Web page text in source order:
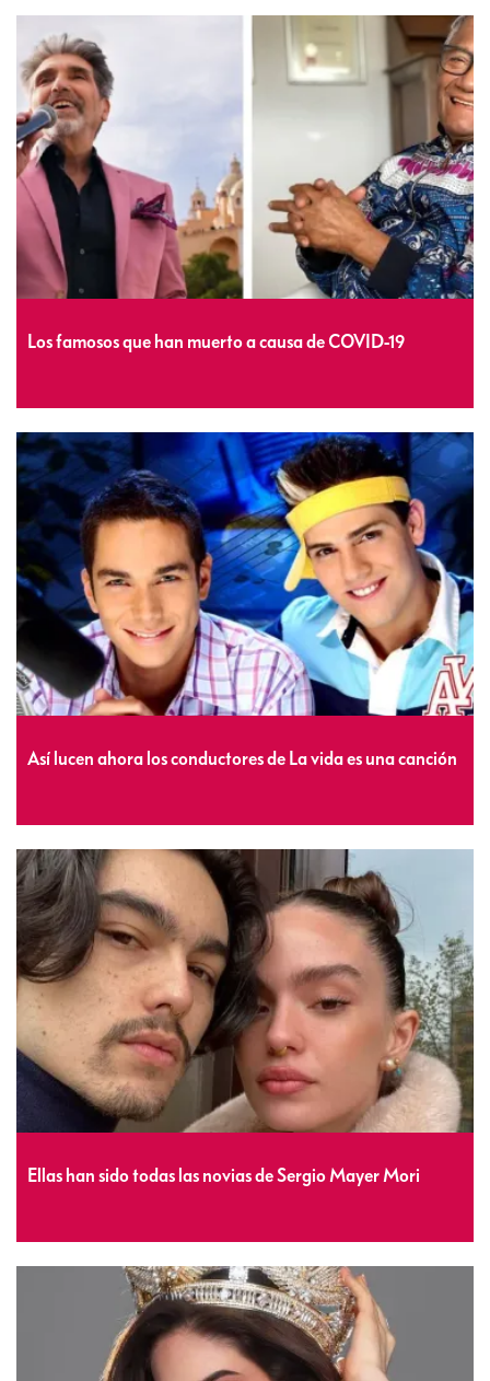
Los famosos que han muerto a causa de COVID-19
Así lucen ahora los conductores de La vida es una canción
Ellas han sido todas las novias de Sergio Mayer Mori